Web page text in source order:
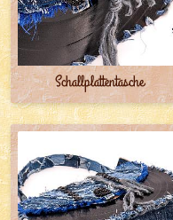
Schallplattentasche